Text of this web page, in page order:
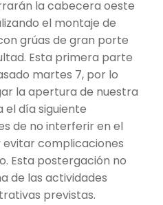
la cabecera oeste
el montaje de
grúas de gran porte
Esta primera parte
martes 7, por lo
la apertura de nuestra
el día siguiente
de no interferir en el
complicaciones
Esta postergación no
de las actividades
previstas.